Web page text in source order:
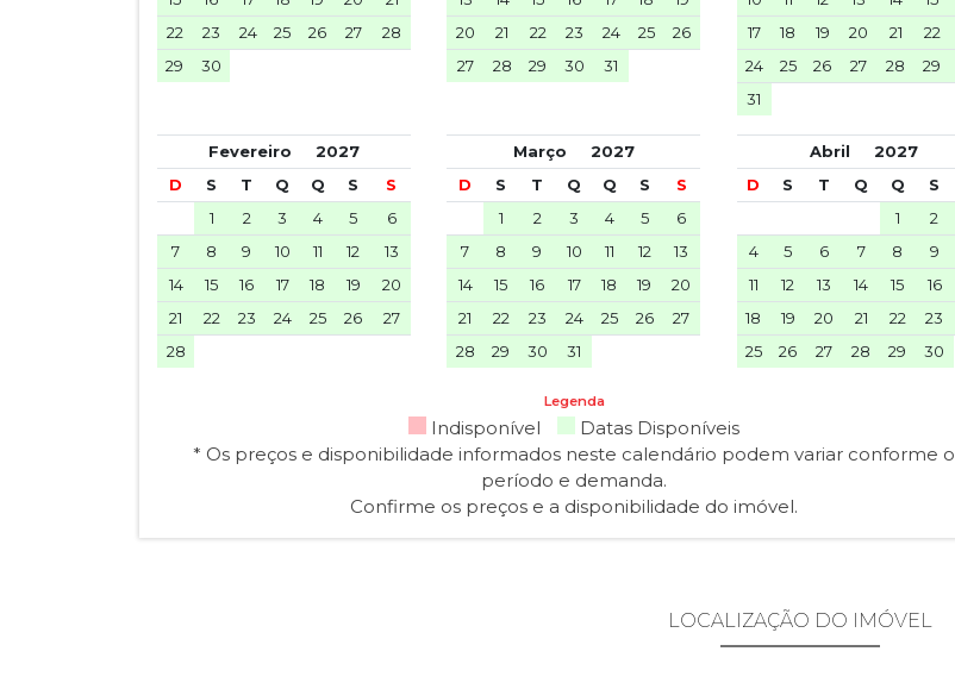
22
23 24 25 26 27
28
29
30
20
21 22 23 24 25
26
27
28 29 30 31
17
18 19 20 21 22
24
25 26 27 28 29
31
Fevereiro2027
D
S T Q Q S
S
1
2 3 4 5
6
7
8 9 10 11 12
13
14
15 16 17 18 19
20
21
22 23 24 25 26
27
28
Março 2027
D
S T Q Q S
S
1
2 3 4 5
6
7
8 9 10 11 12
13
14
15 16 17 18 19
20
21
22 23 24 25 26
27
28
29 30 31
Abril 2027
D
S T Q Q S
1
2
4
5 6 7 8 9
11
12 13 14 15 16
18
19 20 21 22 23
25
26 27 28 29 30
Legenda
Indisponível
Datas Disponíveis
* Os preços e disponibilidade informados neste calendário podem variar conforme o
período e demanda.
Confirme os preços e a disponibilidade do imóvel.
LOCALIZAÇÃO DO IMÓVEL